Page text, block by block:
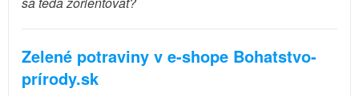
Zelené potraviny v e-shope Bohatstvo-
prírody.sk